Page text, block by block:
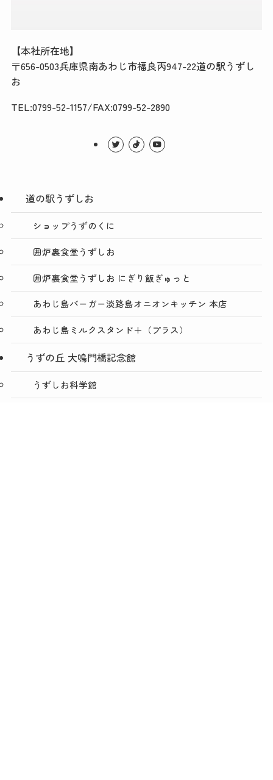
【本社所在地】
〒656-0503兵庫県南あわじ市福良丙947-22道の駅うずし
お
TEL:0799-52-1157/FAX:0799-52-2890
道の駅うずしお
ショップうずのくに
囲炉裏食堂うずしお
囲炉裏食堂うずしお にぎり飯ぎゅっと
あわじ島バーガー淡路島オニオンキッチン 本店
あわじ島ミルクスタンド＋（プラス）
うずの丘 大鳴門橋記念館
うずしお科学館